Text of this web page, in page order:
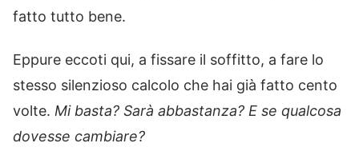
fatto tutto bene.
Eppure eccoti qui, a fissare il soffitto, a fare lo
stesso silenzioso calcolo che hai già fatto cento
volte. Mi basta? Sarà abbastanza? E se qualcosa
dovesse cambiare?